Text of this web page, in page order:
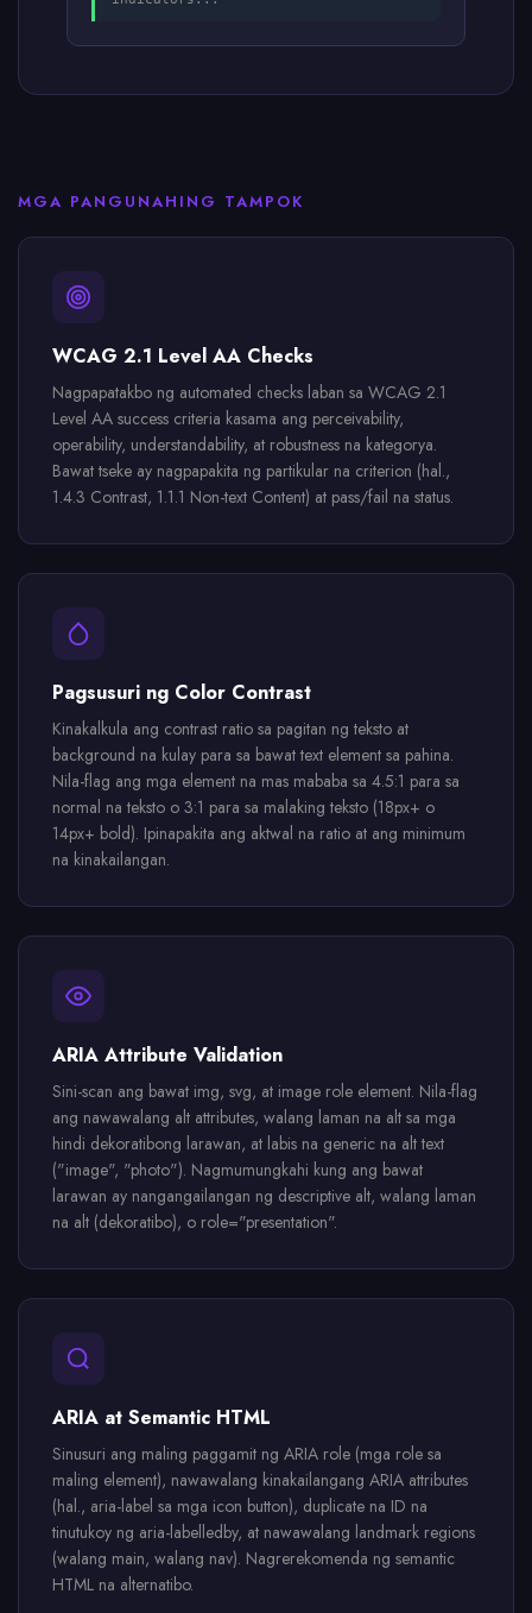
MGA PANGUNAHING TAMPOK
WCAG 2.1 Level AA Checks
Nagpapatakbo ng automated checks laban sa WCAG 2.1
Level AA success criteria kasama ang perceivability,
operability, understandability, at robustness na kategorya.
Bawat tseke ay nagpapakita ng partikular na criterion (hal.,
1.4.3 Contrast, 1.1.1 Non-text Content) at pass/fail na status.
Pagsusuri ng Color Contrast
Kinakalkula ang contrast ratio sa pagitan ng teksto at
background na kulay para sa bawat text element sa pahina.
Nila-flag ang mga element na mas mababa sa 4.5:1 para sa
normal na teksto o 3:1 para sa malaking teksto (18px+ o
14px+ bold). Ipinapakita ang aktwal na ratio at ang minimum
na kinakailangan.
ARIA Attribute Validation
Sini-scan ang bawat img, svg, at image role element. Nila-flag
ang nawawalang alt attributes, walang laman na alt sa mga
hindi dekoratibong larawan, at labis na generic na alt text
("image", "photo"). Nagmumungkahi kung ang bawat
larawan ay nangangailangan ng descriptive alt, walang laman
na alt (dekoratibo), o role="presentation".
ARIA at Semantic HTML
Sinusuri ang maling paggamit ng ARIA role (mga role sa
maling element), nawawalang kinakailangang ARIA attributes
(hal., aria-label sa mga icon button), duplicate na ID na
tinutukoy ng aria-labelledby, at nawawalang landmark regions
(walang main, walang nav). Nagrerekomenda ng semantic
HTML na alternatibo.